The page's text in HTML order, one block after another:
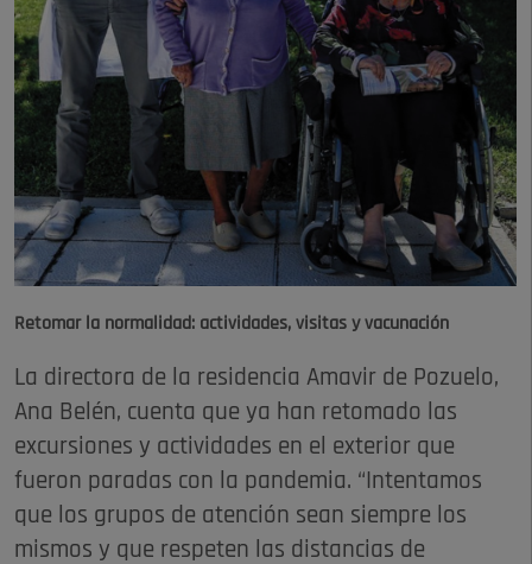
Retomar la normalidad: actividades, visitas y vacunación
La directora de la residencia Amavir de Pozuelo,
Ana Belén, cuenta que ya han retomado las
excursiones y actividades en el exterior que
fueron paradas con la pandemia. “Intentamos
que los grupos de atención sean siempre los
mismos y que respeten las distancias de